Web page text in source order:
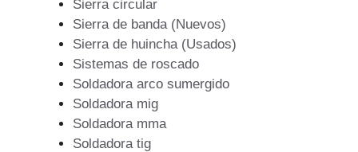
Sierra circular
Sierra de banda (Nuevos)
Sierra de huincha (Usados)
Sistemas de roscado
Soldadora arco sumergido
Soldadora mig
Soldadora mma
Soldadora tig